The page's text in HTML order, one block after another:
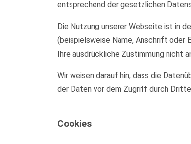
entsprechend der gesetzlichen
Die Nutzung unserer Webseite ist in
(beispielsweise Name, Anschrift oder
Ihre ausdrückliche Zustimmung nicht
Wir weisen darauf hin, dass die
der Daten vor dem Zugriff durch
Cookies